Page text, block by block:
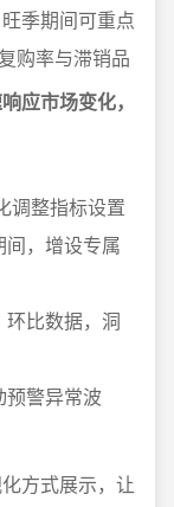
季期间可重点
购率与滞销品
应市场变化，
调整指标设置
，增设专属
比数据，洞
警异常波
方式展示，让